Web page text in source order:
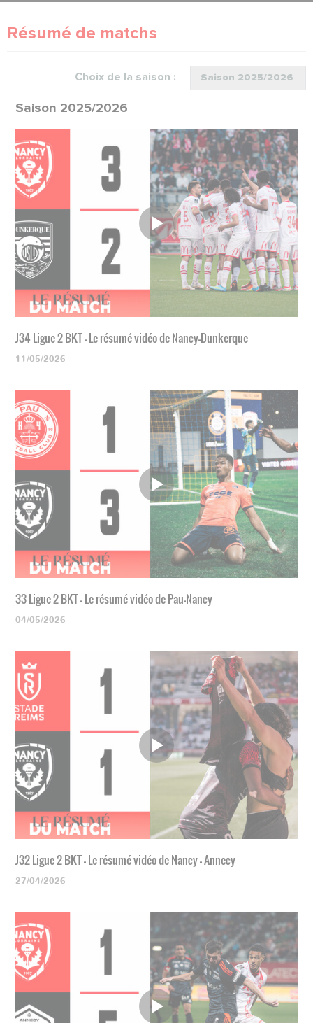
Résumé de matchs
Choix de la saison :
Saison 2025/2026
J34 Ligue 2 BKT - Le résumé vidéo de Nancy-Dunkerque
11/05/2026
33 Ligue 2 BKT - Le résumé vidéo de Pau-Nancy
04/05/2026
J32 Ligue 2 BKT - Le résumé vidéo de Nancy - Annecy
27/04/2026